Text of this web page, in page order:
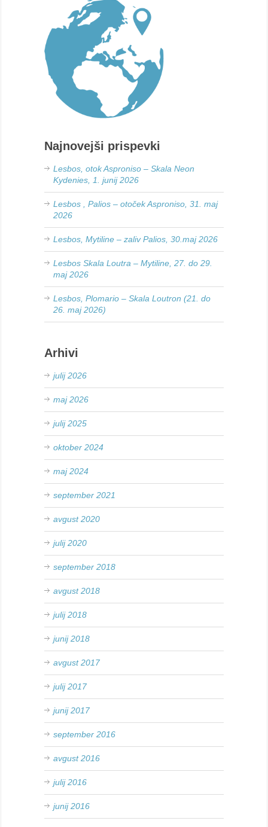
Najnovejši prispevki
Lesbos, otok Asproniso – Skala Neon
Kydenies, 1. junij 2026
Lesbos , Palios – otoček Asproniso, 31. maj
2026
Lesbos, Mytiline – zaliv Palios, 30.maj 2026
Lesbos Skala Loutra – Mytiline, 27. do 29.
maj 2026
Lesbos, Plomario – Skala Loutron (21. do
26. maj 2026)
Arhivi
julij 2026
maj 2026
julij 2025
oktober 2024
maj 2024
september 2021
avgust 2020
julij 2020
september 2018
avgust 2018
julij 2018
junij 2018
avgust 2017
julij 2017
junij 2017
september 2016
avgust 2016
julij 2016
junij 2016